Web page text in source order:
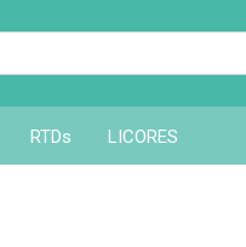
RTDs LICORES